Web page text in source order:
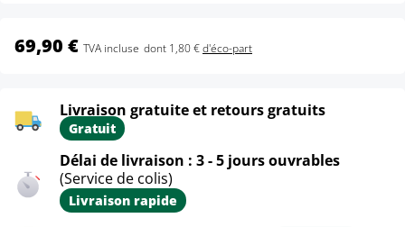
69,90 € TVA incluse dont 1,80 €d'éco-part
Livraison gratuite et retours gratuits
Gratuit
Délai de livraison : 3 - 5 jours ouvrables
(Service de colis)
Livraison rapide